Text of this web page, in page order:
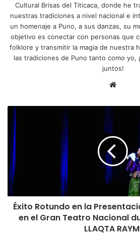
Cultural Brisas del Titicaca, donde he
nuestras tradiciones a nivel nacional e
un homenaje a Puno, a sus danzas, su
objetivo es conectar con personas que
folklore y transmitir la magia de nuestra
las tradiciones de Puno tanto como yo,
juntos!
we
R
o
u
Éxito Rotundo en la
en el Gran Teatro Nacional
LLAQTA